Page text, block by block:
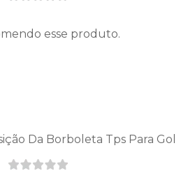
esse produto.
Da Borboleta Tps Para Gol